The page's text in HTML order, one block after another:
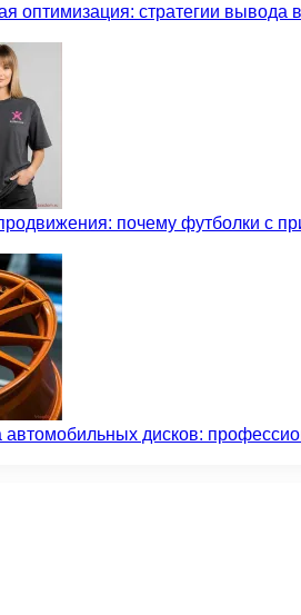
оптимизация: стратегии
почему футболки с
автомобильных дисков: